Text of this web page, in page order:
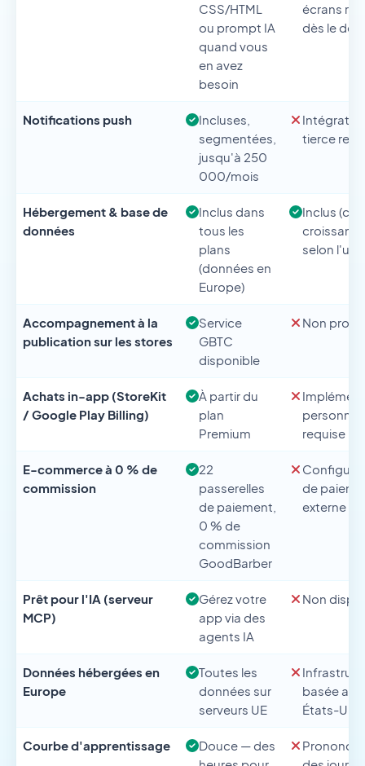
CSS/HTML
ou prompt IA
quand vous
en avez
besoin
écrans
dès le
Notifications push
Incluses,
segmentées,
jusqu'à 250
000/mois
tierce
Hébergement & base de
données
Inclus dans
tous les
plans
(données en
Europe)
Inclus
croissante
selon
Accompagnement à la
publication sur les stores
Service
GBTC
disponible
Non
Achats in-app (StoreKit
/ Google Play Billing)
À partir du
plan
Premium
requise
E-commerce à 0 % de
commission
22
passerelles
de paiement,
0 % de
commission
GoodBarber
de
externe
Prêt pour l'IA (serveur
MCP)
Gérez votre
app via des
agents IA
Non
Données hébergées en
Europe
Toutes les
données sur
serveurs UE
basée aux
États-Unis
Courbe d'apprentissage
Douce — des